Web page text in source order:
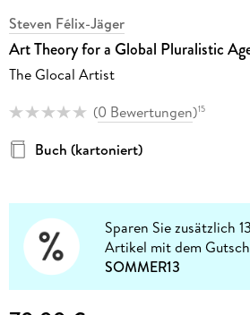
Steven Félix-Jäger
Art Theory for a Global Pluralistic
The Glocal Artist
(0 Bewertungen)15
Buch (kartoniert)
Sparen Sie zusätzlich
Artikel mit dem
SOMMER13